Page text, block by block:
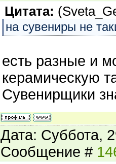
Цитата: (
на сувениры не
есть разные и
керамическую
Сувенирщики
Дата: Суббота,
Сообщение #